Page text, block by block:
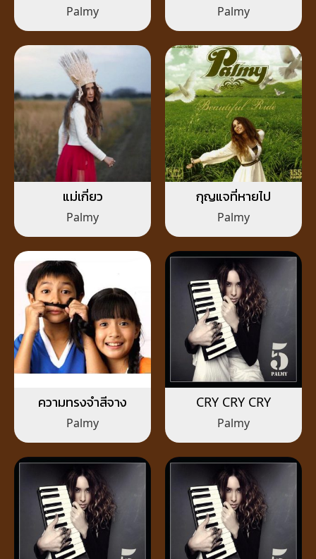
Palmy Palmy
แม่เกี่ยว
Palmy
กุญแจที่หายไป
Palmy
ความทรงจำสีจาง
Palmy
CRY CRY CRY
Palmy